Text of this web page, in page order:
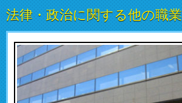
法律・政治に関する他の職業